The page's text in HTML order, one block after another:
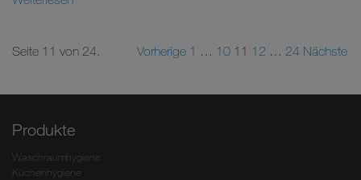
Seite 11 von 24. Vorherige 1 … 10 11 12 … 24 Nächste
Produkte
Waschraumhygiene
Küchenhygiene